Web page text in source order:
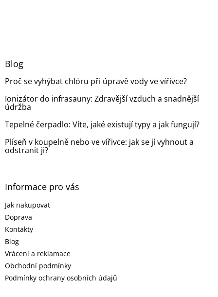
Z
Blog
Proč se vyhýbat chlóru při úpravě vody ve vířivce?
Ionizátor do infrasauny: Zdravější vzduch a snadnější
údržba
Tepelné čerpadlo: Víte, jaké existují typy a jak fungují?
Plíseň v koupelně nebo ve vířivce: jak se jí vyhnout a
odstranit ji?
Informace pro vás
Jak nakupovat
Doprava
Kontakty
Blog
Vrácení a reklamace
Obchodní podmínky
Podmínky ochrany osobních údajů